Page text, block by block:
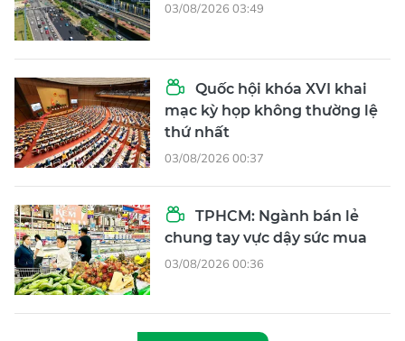
03/08/2026 03:49
Quốc hội khóa XVI khai
mạc kỳ họp không thường lệ
thứ nhất
03/08/2026 00:37
TPHCM: Ngành bán lẻ
chung tay vực dậy sức mua
03/08/2026 00:36